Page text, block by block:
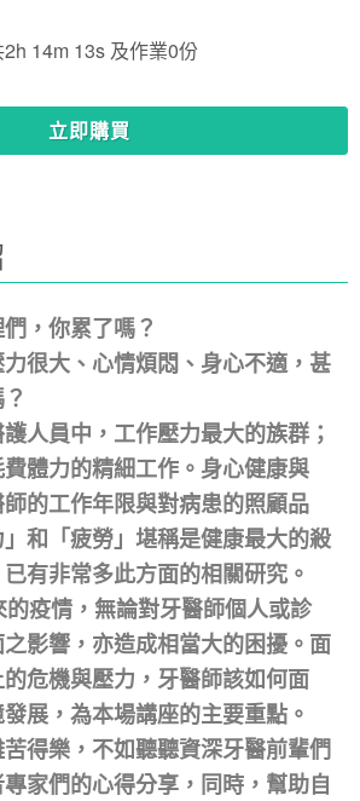
14m 13s 及作業0份
立即購買
，你累了嗎？
很大、心情煩悶、身心不適，甚
人員中，工作壓力最大的族群；
體力的精細工作。身心健康與
的工作年限與對病患的照顧品
和「疲勞」堪稱是健康最大的殺
有非常多此方面的相關研究。
疫情，無論對牙醫師個人或診
影響，亦造成相當大的困擾。面
危機與壓力，牙醫師該如何面
展，為本場講座的主要重點。
得樂，不如聽聽資深牙醫前輩們
家們的心得分享，同時，幫助自